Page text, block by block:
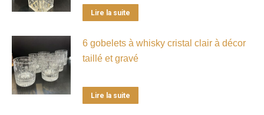
Lire la suite
6 gobelets à whisky cristal clair à décor
taillé et gravé
Lire la suite